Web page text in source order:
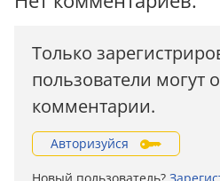
Только
пользователи могут
комментарии.
Авторизуйся